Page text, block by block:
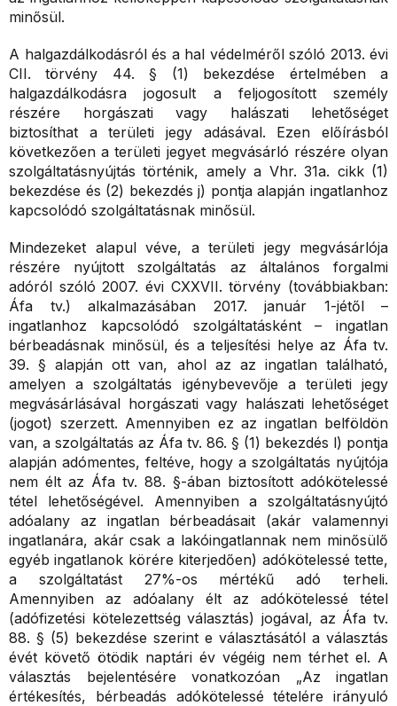
minősül.
A halgazdálkodásról és a hal védelméről szóló 2013. évi
CII. törvény 44. § (1) bekezdése értelmében a
halgazdálkodásra jogosult a feljogosított személy
részére horgászati vagy halászati lehetőséget
biztosíthat a területi jegy adásával. Ezen előírásból
következően a területi jegyet megvásárló részére olyan
szolgáltatásnyújtás történik, amely a Vhr. 31a. cikk (1)
bekezdése és (2) bekezdés j) pontja alapján ingatlanhoz
kapcsolódó szolgáltatásnak minősül.
Mindezeket alapul véve, a területi jegy megvásárlója
részére nyújtott szolgáltatás az általános forgalmi
adóról szóló 2007. évi CXXVII. törvény (továbbiakban:
Áfa tv.) alkalmazásában 2017. január 1-jétől –
ingatlanhoz kapcsolódó szolgáltatásként – ingatlan
bérbeadásnak minősül, és a teljesítési helye az Áfa tv.
39. § alapján ott van, ahol az az ingatlan található,
amelyen a szolgáltatás igénybevevője a területi jegy
megvásárlásával horgászati vagy halászati lehetőséget
(jogot) szerzett. Amennyiben ez az ingatlan belföldön
van, a szolgáltatás az Áfa tv. 86. § (1) bekezdés l) pontja
alapján adómentes, feltéve, hogy a szolgáltatás nyújtója
nem élt az Áfa tv. 88. §-ában biztosított adókötelessé
tétel lehetőségével. Amennyiben a szolgáltatásnyújtó
adóalany az ingatlan bérbeadásait (akár valamennyi
ingatlanára, akár csak a lakóingatlannak nem minősülő
egyéb ingatlanok körére kiterjedően) adókötelessé tette,
a szolgáltatást 27%-os mértékű adó terheli.
Amennyiben az adóalany élt az adókötelessé tétel
(adófizetési kötelezettség választás) jogával, az Áfa tv.
88. § (5) bekezdése szerint e választásától a választás
évét követő ötödik naptári év végéig nem térhet el. A
választás bejelentésére vonatkozóan „Az ingatlan
értékesítés, bérbeadás adókötelessé tételére irányuló